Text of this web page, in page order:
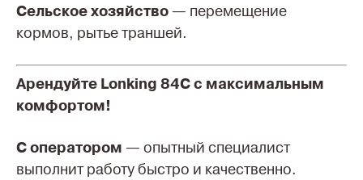
Сельское хозяйство — перемещение
кормов, рытье траншей.
Арендуйте Lonking 84C с максимальным
комфортом!
С оператором — опытный специалист
выполнит работу быстро и качественно.